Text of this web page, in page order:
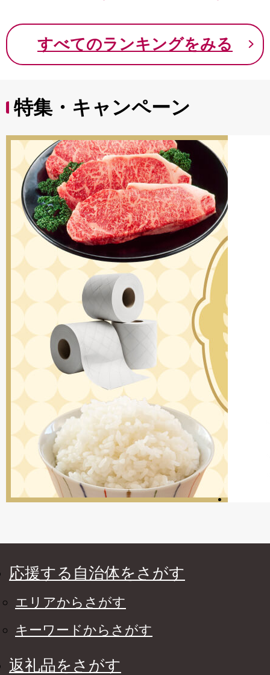
9000円 九千円
すべてのランキングをみる
特集・キャンペーン
応援する自治体をさがす
エリアからさがす
キーワードからさがす
返礼品をさがす